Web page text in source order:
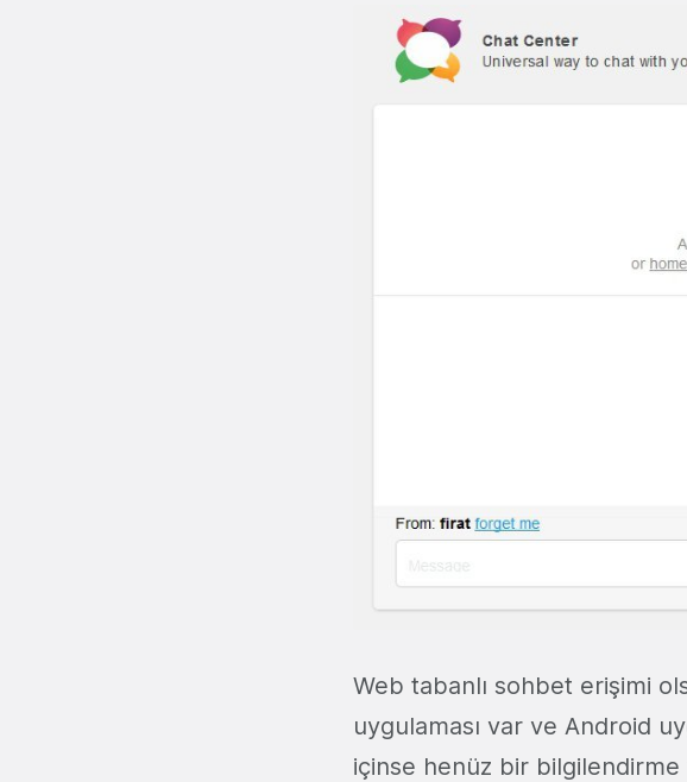
Web tabanlı sohbet erişimi
uygulaması var ve Android
içinse henüz bir bilgilendirme